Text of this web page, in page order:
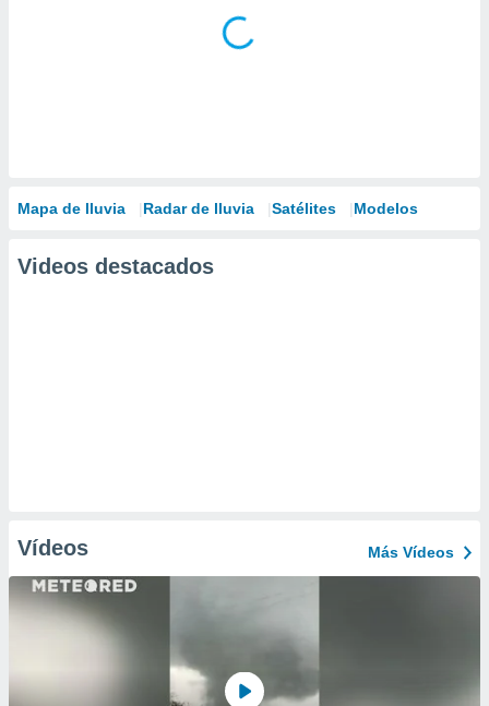
Mapa de lluvia Radar de lluvia Satélites Modelos
Videos destacados
Vídeos Más Vídeos